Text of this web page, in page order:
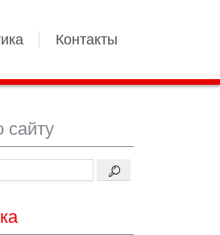
Контакты
сайту